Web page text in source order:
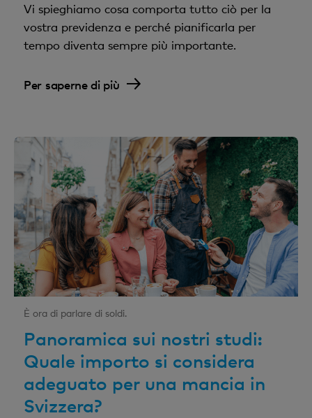
Vi spieghiamo cosa comporta tutto ciò per la
vostra previdenza e perché pianificarla per
tempo diventa sempre più importante.
Per saperne di più
È ora di parlare di soldi.
Panoramica sui nostri studi:
Quale importo si considera
adeguato per una mancia in
Svizzera?